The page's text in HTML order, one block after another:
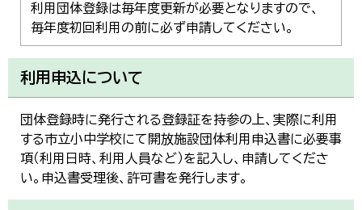
利用団体登録は毎年度更新が必要となりますので、
毎年度初回利用の前に必ず申請してください。
利用申込について
団体登録時に発行される登録証を持参の上、実際に利用
する市立小中学校にて開放施設団体利用申込書に必要事
項（利用日時、利用人員など）を記入し、申請してくださ
い。申込書受理後、許可書を発行します。